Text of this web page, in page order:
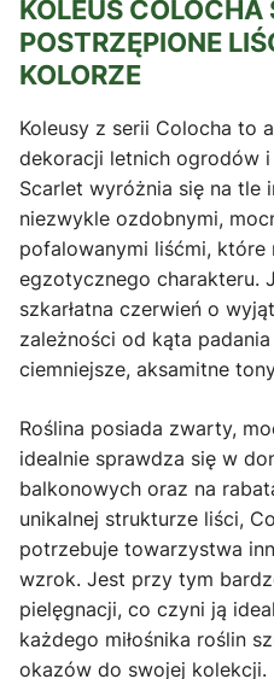
KOLEUS COLOCHA
POSTRZĘPIONE
KOLORZE
Koleusy z serii Colocha to
dekoracji letnich ogrodów i
Scarlet wyróżnia się na tle
niezwykle ozdobnymi,
pofalowanymi liśćmi, które
egzotycznego charakteru.
szkarłatna czerwień o
zależności od kąta
ciemniejsze, aksamitne
Roślina posiada zwarty,
idealnie sprawdza się w
balkonowych oraz na
unikalnej strukturze liści,
potrzebuje towarzystwa
wzrok. Jest przy tym
pielęgnacji, co czyni ją
każdego miłośnika roślin
okazów do swojej kolekcji.